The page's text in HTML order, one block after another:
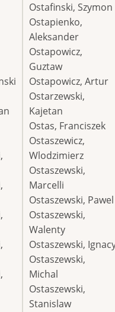
Ostafinski, Szymon
Ostapienko,
Aleksander
Ostapowicz,
Guztaw
Ostapowicz, Artur
Ostarzewski,
Kajetan
Ostas, Franciszek
Ostaszewicz,
Wlodzimierz
Ostaszewski,
Marcelli
Ostaszewski, Pawel
Ostaszewski,
Walenty
Ostaszewski,
Ostaszewski,
Michal
Ostaszewski,
Stanislaw